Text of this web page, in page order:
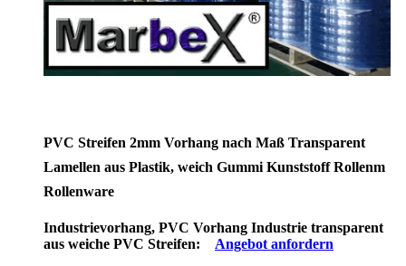
PVC Streifen 2mm Vorhang nach Maß Transparent
Lamellen aus Plastik, weich Gummi Kunststoff Rollenm
Rollenware
Industrievorhang, PVC Vorhang Industrie transparent
aus weiche PVC Streifen:
Angebot anfordern